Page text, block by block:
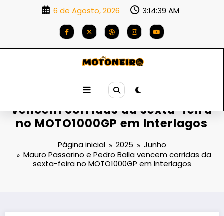
6 de Agosto, 2026 3:14:41 AM
Mauro Passarino e Pedro Balla
vencem corridas da sexta-feira
no MOTO1000GP em Interlagos
Página inicial 2025
Junho
Mauro Passarino e Pedro Balla vencem corridas da
sexta-feira no MOTO1000GP em Interlagos